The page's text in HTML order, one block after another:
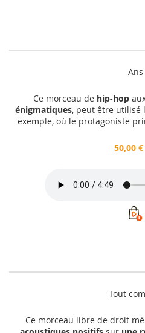
Ans
Ce morceau de hip-hop
énigmatiques, peut être utilisé
exemple, où le protagoniste
50,00 €
Tout
Ce morceau libre de droit